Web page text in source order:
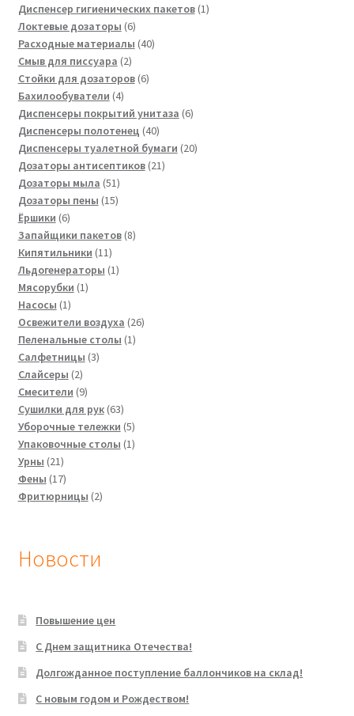
товаров
Диспенсер гигиенических пакетов 11
Локтевые дозаторы 66
товаров
Расходные материалы 4040
Смыв для писсуара 22
товара
Стойки для дозаторов 66
Бахилообуватели 44
товара
Диспенсеры покрытий унитаза 66
Диспенсеры полотенец 4040
товаров
Диспенсеры туалетной бумаги 2020
Дозаторы антисептиков 2121
Дозаторы мыла 5151
товар
Дозаторы пены 1515
Ёршики 66
товаров
Запайщики пакетов 88
Кипятильники 1111
товаров
Льдогенераторы 11
Мясорубки 11
Насосы 11
товар
Освежители воздуха 2626
Пеленальные столы 11
Салфетницы 33
Слайсеры 22
товара
Смесители 99
товаров
Сушилки для рук 6363
товара
Уборочные тележки 55
товаров
Упаковочные столы 11
Урны 2121
товар
Фены 1717
товаров
Фритюрницы 22
Новости
Повышение цен
C Днем защитника Отечества!
Долгожданное поступление баллончиков на склад!
С новым годом и Рождеством!